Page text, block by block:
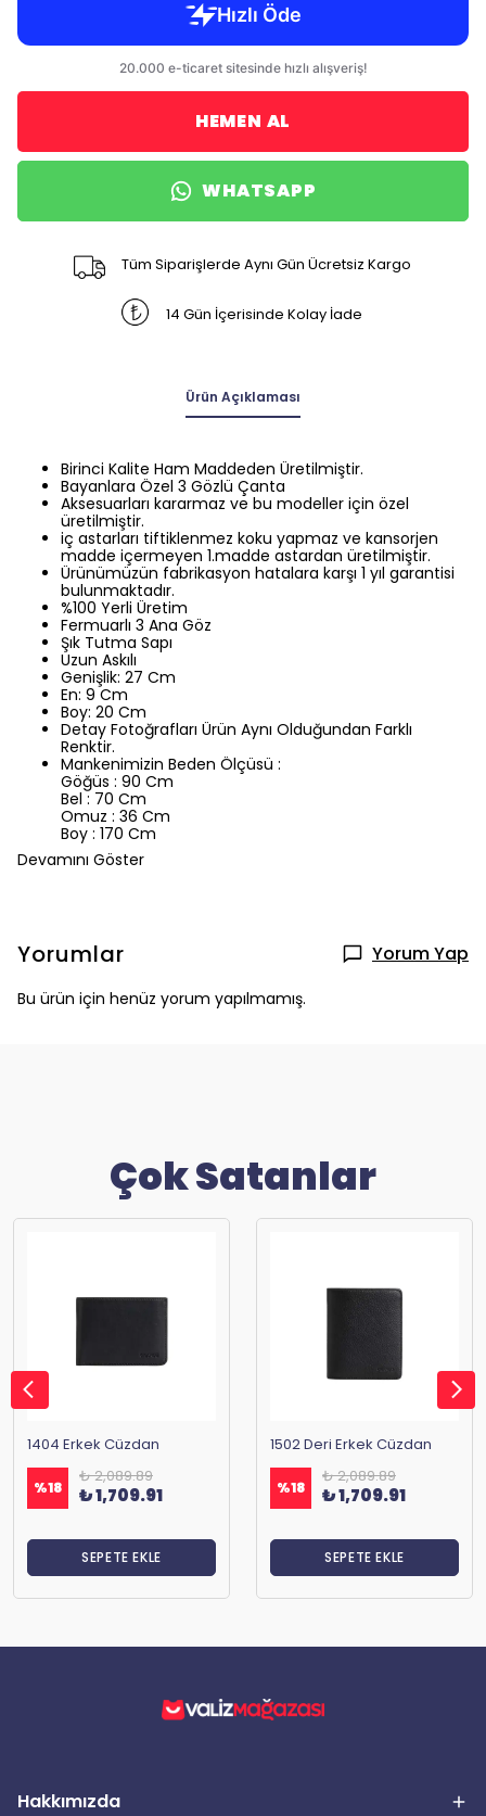
HEMEN AL
WHATSAPP
Tüm Siparişlerde Aynı Gün Ücretsiz Kargo
14 Gün İçerisinde Kolay İade
Ürün Açıklaması
Birinci Kalite Ham Maddeden Üretilmiştir.
Bayanlara Özel 3 Gözlü Çanta
Aksesuarları kararmaz ve bu modeller için özel
üretilmiştir.
iç astarları tiftiklenmez koku yapmaz ve kansorjen
madde içermeyen 1.madde astardan üretilmiştir.
Ürünümüzün fabrikasyon hatalara karşı 1 yıl garantisi
bulunmaktadır.
%100 Yerli Üretim
Fermuarlı 3 Ana Göz
Şık Tutma Sapı
Uzun Askılı
Genişlik: 27 Cm
En: 9 Cm
Boy: 20 Cm
Detay Fotoğrafları Ürün Aynı Olduğundan Farklı
Renktir.
Mankenimizin Beden Ölçüsü :
Göğüs : 90 Cm
Bel : 70 Cm
Omuz : 36 Cm
Boy : 170 Cm
Devamını Göster
Yorumlar Yorum Yap
Bu ürün için henüz yorum yapılmamış.
Çok Satanlar
1404 Erkek Cüzdan
%18
₺ 2,089.89
₺ 1,709.91
SEPETE EKLE
1502 Deri Erkek Cüzdan
%18
₺ 2,089.89
₺ 1,709.91
SEPETE EKLE
Hakkımızda